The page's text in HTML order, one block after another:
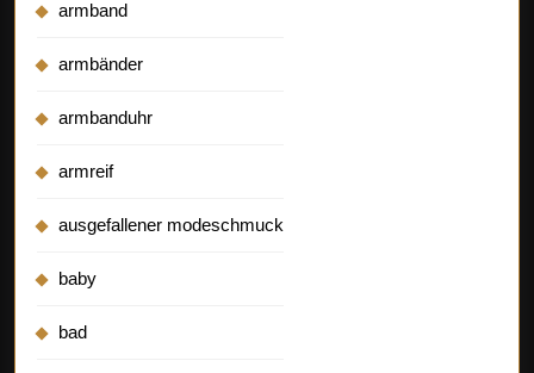
armband
armbänder
armbanduhr
armreif
ausgefallener modeschmuck
baby
bad